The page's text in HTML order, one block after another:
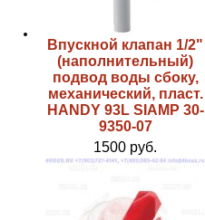
Впускной клапан 1/2"
(наполнительный)
подвод воды сбоку,
механический, пласт.
HANDY 93L SIAMP 30-
9350-07
1500 руб.